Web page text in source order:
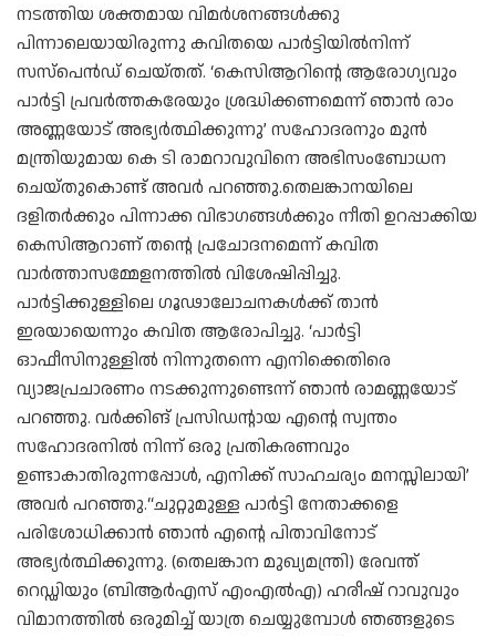
നടത്തിയ ശക്തമായ വിമർശനങ്ങൾക്കു
പിന്നാലെയായിരുന്നു കവിതയെ പാര്‍ട്ടിയില്‍നിന്ന്
സസ്‌പെന്‍ഡ് ചെയ്തത്. ‘കെസിആറിന്റെ ആരോഗ്യവും
പാര്‍ട്ടി പ്രവര്‍ത്തകരേയും ശ്രദ്ധിക്കണമെന്ന് ഞാന്‍ രാം
അണ്ണയോട് അഭ്യർത്ഥിക്കുന്നു’ സഹോദരനും മുന്‍
മന്ത്രിയുമായ കെ ടി രാമറാവുവിനെ അഭിസംബോധന
ചെയ്തുകൊണ്ട് അവര്‍ പറഞ്ഞു.തെലങ്കാനയിലെ
ദളിതര്‍ക്കും പിന്നാക്ക വിഭാഗങ്ങള്‍ക്കും നീതി ഉറപ്പാക്കിയ
കെസിആറാണ് തന്റെ പ്രചോദനമെന്ന് കവിത
വാര്‍ത്താസമ്മേളനത്തില്‍ വിശേഷിപ്പിച്ചു.
പാര്‍ട്ടിക്കുള്ളിലെ ഗൂഢാലോചനകള്‍ക്ക് താന്‍
ഇരയായെന്നും കവിത ആരോപിച്ചു. ‘പാര്‍ട്ടി
ഓഫീസിനുള്ളില്‍ നിന്നുതന്നെ എനിക്കെതിരെ
വ്യാജപ്രചാരണം നടക്കുന്നുണ്ടെന്ന് ഞാന്‍ രാമണ്ണയോട്
പറഞ്ഞു. വര്‍ക്കിങ് പ്രസിഡന്റായ എന്റെ സ്വന്തം
സഹോദരനില്‍ നിന്ന് ഒരു പ്രതികരണവും
ഉണ്ടാകാതിരുന്നപ്പോള്‍, എനിക്ക് സാഹചര്യം മനസ്സിലായി’
അവര്‍ പറഞ്ഞു.“ചുറ്റുമുള്ള പാർട്ടി നേതാക്കളെ
പരിശോധിക്കാൻ ഞാൻ എന്റെ പിതാവിനോട്
അഭ്യർത്ഥിക്കുന്നു. (തെലങ്കാന മുഖ്യമന്ത്രി) രേവന്ത്
റെഡ്ഡിയും (ബിആർഎസ് എംഎൽഎ) ഹരീഷ് റാവുവും
വിമാനത്തിൽ ഒരുമിച്ച് യാത്ര ചെയ്യുമ്പോൾ ഞങ്ങളുടെ